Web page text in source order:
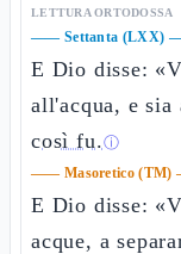
LETTURA ORTODOSSA
—— Settanta (LXX)
E Dio disse:
all'acqua, e sia
così fu.ⓘ
—— Masoretico (TM)
E Dio disse:
acque, a